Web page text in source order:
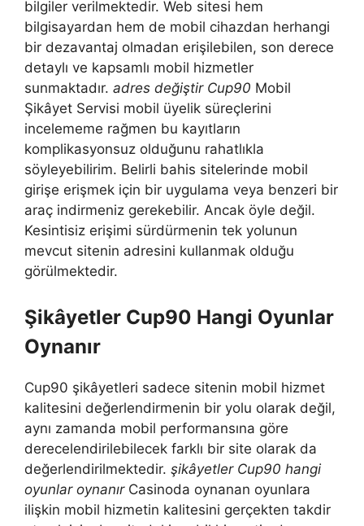
bilgiler verilmektedir. Web sitesi hem
bilgisayardan hem de mobil cihazdan herhangi
bir dezavantaj olmadan erişilebilen, son derece
detaylı ve kapsamlı mobil hizmetler
sunmaktadır. adres değiştir Cup90 Mobil
Şikâyet Servisi mobil üyelik süreçlerini
incelememe rağmen bu kayıtların
komplikasyonsuz olduğunu rahatlıkla
söyleyebilirim. Belirli bahis sitelerinde mobil
girişe erişmek için bir uygulama veya benzeri bir
araç indirmeniz gerekebilir. Ancak öyle değil.
Kesintisiz erişimi sürdürmenin tek yolunun
mevcut sitenin adresini kullanmak olduğu
görülmektedir.
Şikâyetler Cup90 Hangi Oyunlar
Oynanır
Cup90 şikâyetleri sadece sitenin mobil hizmet
kalitesini değerlendirmenin bir yolu olarak değil,
aynı zamanda mobil performansına göre
derecelendirilebilecek farklı bir site olarak da
değerlendirilmektedir. şikâyetler Cup90 hangi
oyunlar oynanırCasinoda oynanan oyunlara
ilişkin mobil hizmetin kalitesini gerçekten takdir